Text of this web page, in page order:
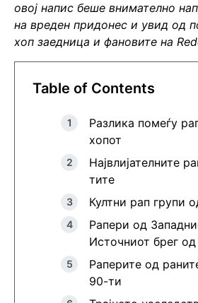
овој напис беше внимателно
на вреден придонес и увид од
хоп заедница и фановите на
Table of Contents
Разлика помеѓу
хопот
Највлијателните
тите
Култни рап групи
Рапери од
Источниот брег
Раперите од
90-ти